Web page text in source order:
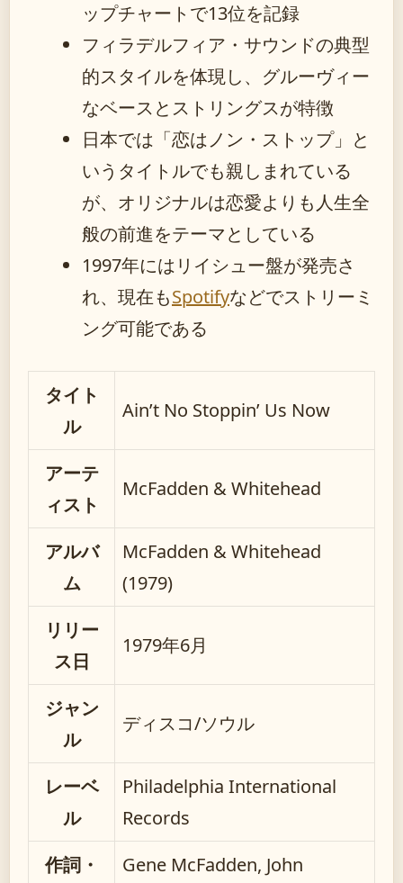
ップチャートで13位を記録
フィラデルフィア・サウンドの典型
的スタイルを体現し、グルーヴィー
なベースとストリングスが特徴
日本では「恋はノン・ストップ」と
いうタイトルでも親しまれている
が、オリジナルは恋愛よりも人生全
般の前進をテーマとしている
1997年にはリイシュー盤が発売さ
れ、現在もSpotifyなどでストリーミ
ング可能である
タイト
ル
Ain’t No Stoppin’ Us Now
アーテ
ィスト
McFadden & Whitehead
アルバ
ム
McFadden & Whitehead
(1979)
リリー
ス日
1979年6月
ジャン
ル
ディスコ/ソウル
レーベ
ル
Philadelphia International
Records
作詞・
Gene McFadden, John